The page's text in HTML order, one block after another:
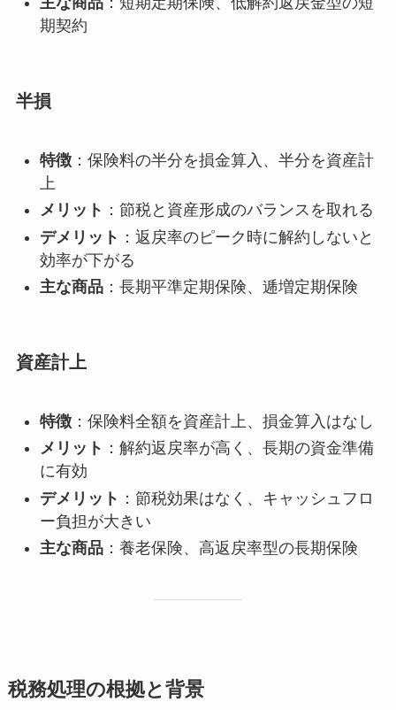
期契約
半損
特徴：保険料の半分を損金算入、半分を資産計
上
メリット ：節税と資産形成のバランスを取れる
デメリット ：返戻率のピーク時に解約しないと
効率が下がる
主な商品：長期平準定期保険、逓増定期保険
資産計上
特徴：保険料全額を資産計上、損金算入はなし
メリット ：解約返戻率が高く、長期の資金準備
に有効
デメリット ：節税効果はなく、キャッシュフロ
ー負担が大きい
主な商品：養老保険、高返戻率型の長期保険
税務処理の根拠と背景